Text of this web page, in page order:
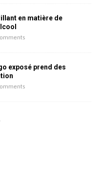
en matière de
exposé prend des